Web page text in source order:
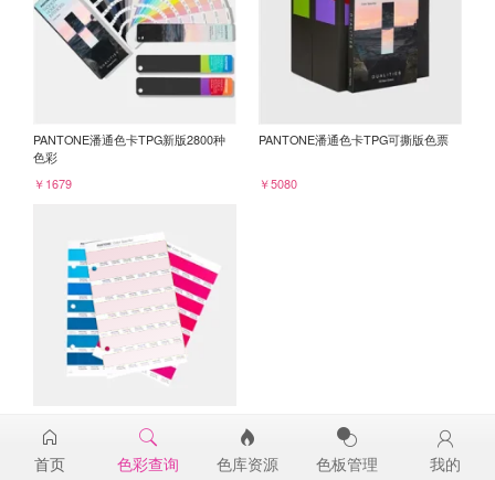
PANTONE潘通色卡TPG新版2800种
色彩
￥1679
PANTONE潘通色卡TPG可撕版色票
￥5080
13-2808TPG
￥98
首页 色彩查询 色库资源 色板管理 我的